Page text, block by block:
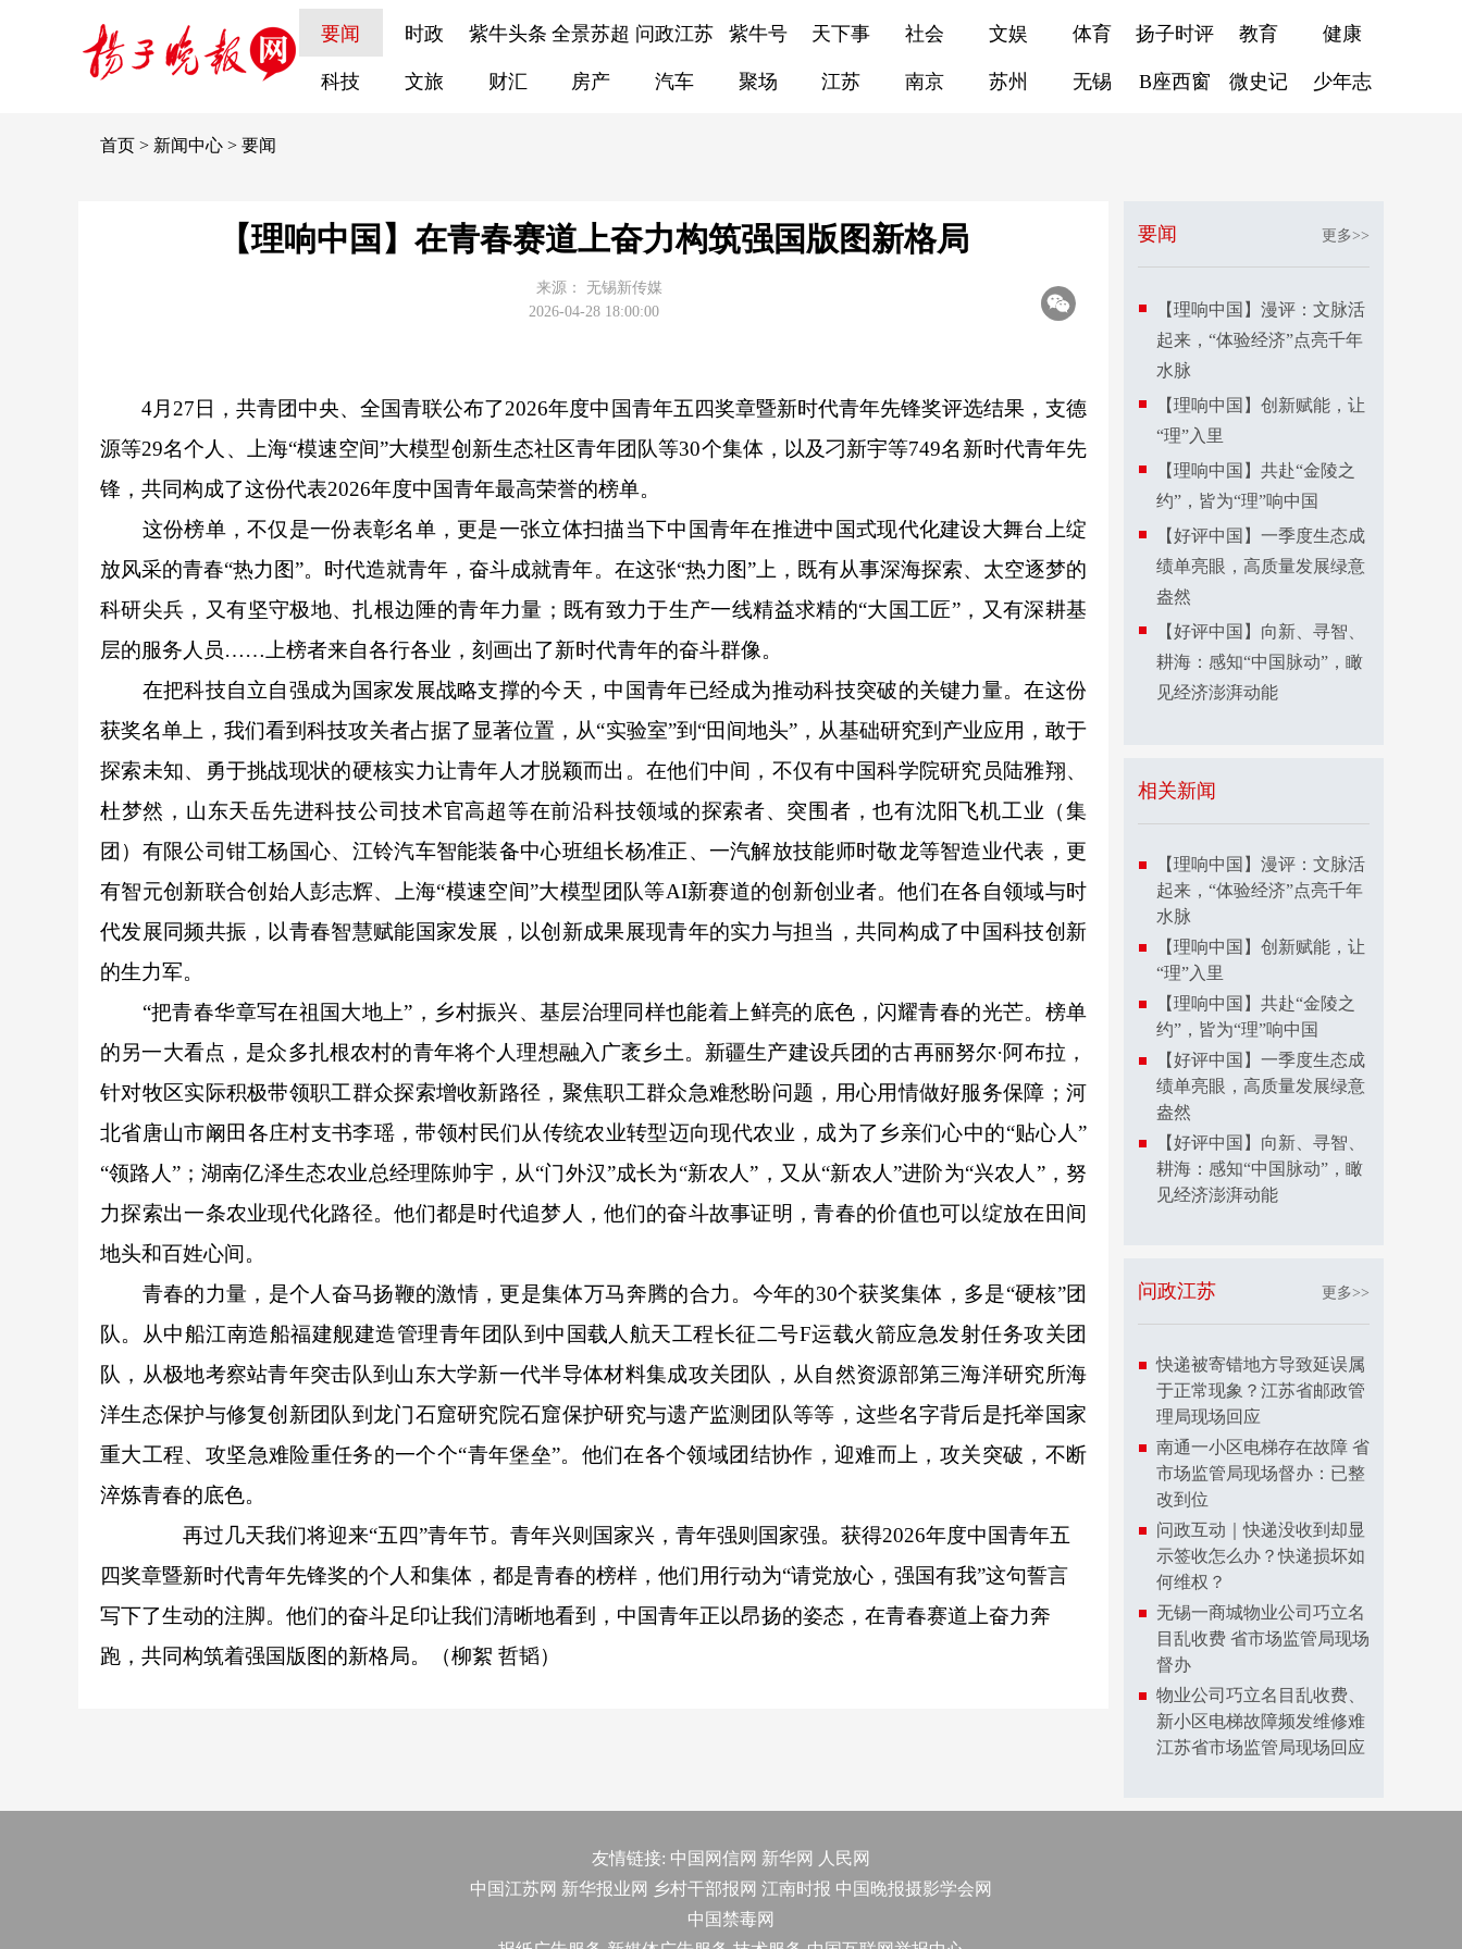
要闻 时政 紫牛头条 全景苏超 问政江苏 紫牛号 天下事 社会 文娱 体育 扬子时评 教育 健康
科技 文旅 财汇 房产 汽车 聚场 江苏 南京 苏州 无锡 B座西窗 微史记 少年志
首页 > 新闻中心 > 要闻
【理响中国】在青春赛道上奋力构筑强国版图新格局
来源：
无锡新传媒
2026-04-28 18:00:00
4月27日，共青团中央、全国青联公布了2026年度中国青年五四奖章暨新时代青年先锋奖评选结果，支德
源等29名个人、上海“模速空间”大模型创新生态社区青年团队等30个集体，以及刁新宇等749名新时代青年先
锋，共同构成了这份代表2026年度中国青年最高荣誉的榜单。
这份榜单，不仅是一份表彰名单，更是一张立体扫描当下中国青年在推进中国式现代化建设大舞台上绽
放风采的青春“热力图”。时代造就青年，奋斗成就青年。在这张“热力图”上，既有从事深海探索、太空逐梦的
科研尖兵，又有坚守极地、扎根边陲的青年力量；既有致力于生产一线精益求精的“大国工匠”，又有深耕基
层的服务人员……上榜者来自各行各业，刻画出了新时代青年的奋斗群像。
在把科技自立自强成为国家发展战略支撑的今天，中国青年已经成为推动科技突破的关键力量。在这份
获奖名单上，我们看到科技攻关者占据了显著位置，从“实验室”到“田间地头”，从基础研究到产业应用，敢于
探索未知、勇于挑战现状的硬核实力让青年人才脱颖而出。在他们中间，不仅有中国科学院研究员陆雅翔、
杜梦然，山东天岳先进科技公司技术官高超等在前沿科技领域的探索者、突围者，也有沈阳飞机工业（集
团）有限公司钳工杨国心、江铃汽车智能装备中心班组长杨准正、一汽解放技能师时敬龙等智造业代表，更
有智元创新联合创始人彭志辉、上海“模速空间”大模型团队等AI新赛道的创新创业者。他们在各自领域与时
代发展同频共振，以青春智慧赋能国家发展，以创新成果展现青年的实力与担当，共同构成了中国科技创新
的生力军。
“把青春华章写在祖国大地上”，乡村振兴、基层治理同样也能着上鲜亮的底色，闪耀青春的光芒。榜单
的另一大看点，是众多扎根农村的青年将个人理想融入广袤乡土。新疆生产建设兵团的古再丽努尔·阿布拉，
针对牧区实际积极带领职工群众探索增收新路径，聚焦职工群众急难愁盼问题，用心用情做好服务保障；河
北省唐山市阚田各庄村支书李瑶，带领村民们从传统农业转型迈向现代农业，成为了乡亲们心中的“贴心人”
“领路人”；湖南亿泽生态农业总经理陈帅宇，从“门外汉”成长为“新农人”，又从“新农人”进阶为“兴农人”，努
力探索出一条农业现代化路径。他们都是时代追梦人，他们的奋斗故事证明，青春的价值也可以绽放在田间
地头和百姓心间。
青春的力量，是个人奋马扬鞭的激情，更是集体万马奔腾的合力。今年的30个获奖集体，多是“硬核”团
队。从中船江南造船福建舰建造管理青年团队到中国载人航天工程长征二号F运载火箭应急发射任务攻关团
队，从极地考察站青年突击队到山东大学新一代半导体材料集成攻关团队，从自然资源部第三海洋研究所海
洋生态保护与修复创新团队到龙门石窟研究院石窟保护研究与遗产监测团队等等，这些名字背后是托举国家
重大工程、攻坚急难险重任务的一个个“青年堡垒”。他们在各个领域团结协作，迎难而上，攻关突破，不断
淬炼青春的底色。
再过几天我们将迎来“五四”青年节。青年兴则国家兴，青年强则国家强。获得2026年度中国青年五
四奖章暨新时代青年先锋奖的个人和集体，都是青春的榜样，他们用行动为“请党放心，强国有我”这句誓言
写下了生动的注脚。他们的奋斗足印让我们清晰地看到，中国青年正以昂扬的姿态，在青春赛道上奋力奔
跑，共同构筑着强国版图的新格局。（柳絮 哲韬）
要闻 更多>>
【理响中国】漫评：文脉活
起来，“体验经济”点亮千年
水脉
【理响中国】创新赋能，让
“理”入里
【理响中国】共赴“金陵之
约”，皆为“理”响中国
【好评中国】一季度生态成
绩单亮眼，高质量发展绿意
盎然
【好评中国】向新、寻智、
耕海：感知“中国脉动”，瞰
见经济澎湃动能
相关新闻
【理响中国】漫评：文脉活
起来，“体验经济”点亮千年
水脉
【理响中国】创新赋能，让
“理”入里
【理响中国】共赴“金陵之
约”，皆为“理”响中国
【好评中国】一季度生态成
绩单亮眼，高质量发展绿意
盎然
【好评中国】向新、寻智、
耕海：感知“中国脉动”，瞰
见经济澎湃动能
问政江苏 更多>>
快递被寄错地方导致延误属
于正常现象？江苏省邮政管
理局现场回应
南通一小区电梯存在故障 省
市场监管局现场督办：已整
改到位
问政互动｜快递没收到却显
示签收怎么办？快递损坏如
何维权？
无锡一商城物业公司巧立名
目乱收费 省市场监管局现场
督办
物业公司巧立名目乱收费、
新小区电梯故障频发维修难
江苏省市场监管局现场回应
友情链接: 中国网信网 新华网
人民网
中国江苏网 新华报业网 乡村干部报网 江南时报 中国晚报摄影学会网
中国禁毒网